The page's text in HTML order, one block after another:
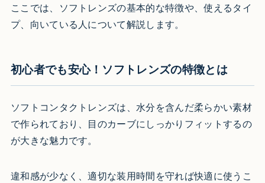
ここでは、ソフトレンズの基本的な特徴や、使えるタイ
プ、向いている人について解説します。
初心者でも安心！ソフトレンズの特徴とは
ソフトコンタクトレンズは、水分を含んだ柔らかい素材
で作られており、目のカーブにしっかりフィットするの
が大きな魅力です。
違和感が少なく、適切な装用時間を守れば快適に使うこ